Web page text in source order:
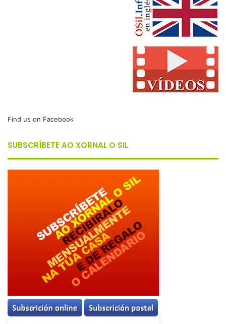
Find us on Facebook
SUBSCRÍBETE AO XORNAL O SIL